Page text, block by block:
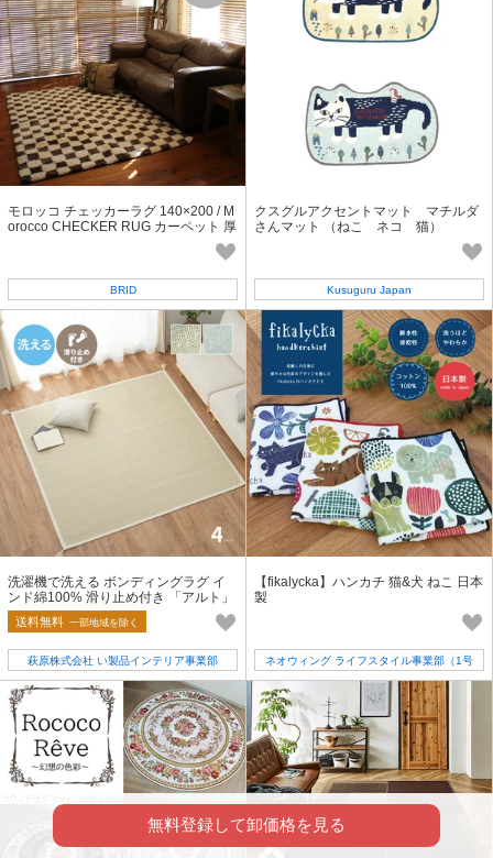
モロッコ チェッカーラグ 140×200 / M
orocco CHECKER RUG カーペット 厚
BRID
クスグルアクセントマット マチルダ
さんマット （ねこ ネコ 猫）
Kusuguru Japan
洗濯機で洗える ボンディングラグ イ
ンド綿100% 滑り止め付き 「アルト」
2カラー／4サイズ
送料無料 一部地域を除く
萩原株式会社 い製品インテリア事業部
【fikalycka】ハンカチ 猫&犬 ねこ 日本
製
ネオウィング ライフスタイル事業部（1号
店）
無料登録して卸価格を見る